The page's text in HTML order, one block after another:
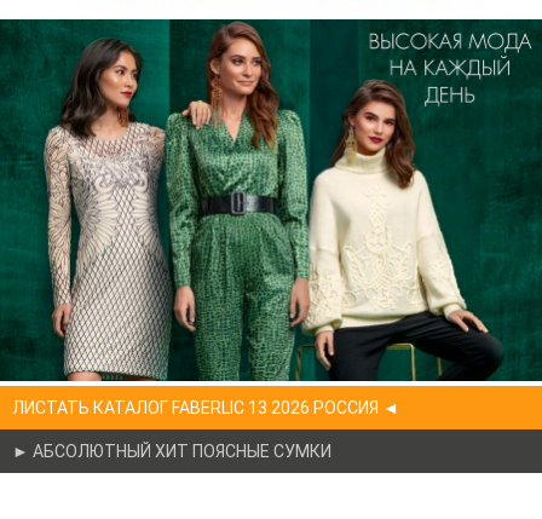
ЛИСТАТЬ КАТАЛОГ FABERLIC 13 2026 РОССИЯ ◄
► АБСОЛЮТНЫЙ ХИТ ПОЯСНЫЕ СУМКИ